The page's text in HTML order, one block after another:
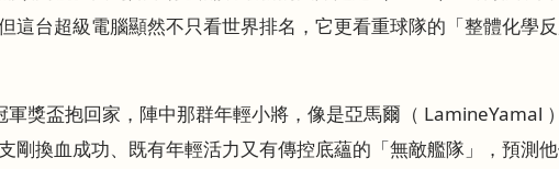
這台超級電腦顯然不只看世界排名，它更看重球隊的「整體化學
獎盃抱回家，陣中那群年輕小將，像是亞馬爾（ LamineYamal
剛換血成功、既有年輕活力又有傳控底蘊的「無敵艦隊」，預測